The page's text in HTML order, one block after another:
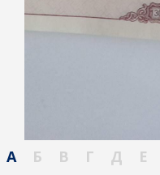
А Б В Г Д Е